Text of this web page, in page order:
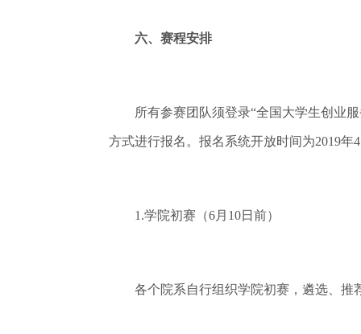
六、赛程安排
所有参赛团队须登录“全国大学生创业服
方式进行报名。报名系统开放时间为2019
1.学院初赛（6月10日前）
各个院系自行组织学院初赛，遴选、推